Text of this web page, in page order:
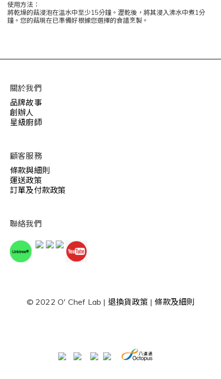
使用方法：
將乾燥的菇浸泡在溫水中至少15分鐘。瀝乾後，將其浸入沸水中煮1分
鐘。您的菇現在已準備好根據您選擇的食譜烹製。
關於我們
品牌故事
創辦人
星級廚師
顧客服務
條款與細則
運送政策
訂單及付款政策
聯絡我們
© 2022 O' Chef Lab | 退換貨政策 | 條款及細則